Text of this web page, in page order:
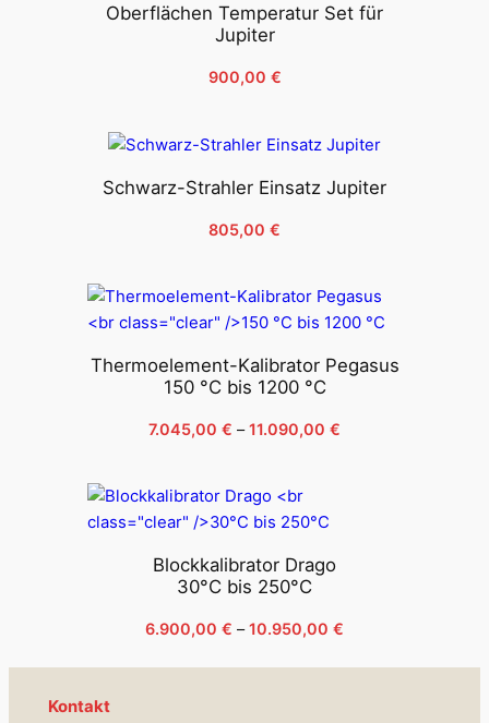
Oberflächen Temperatur Set für
Jupiter
900,00 €
Schwarz-Strahler Einsatz Jupiter
805,00 €
Thermoelement-Kalibrator Pegasus
150 °C bis 1200 °C
7.045,00 € –11.090,00 €
Blockkalibrator Drago
30°C bis 250°C
6.900,00 € –10.950,00 €
Kontakt